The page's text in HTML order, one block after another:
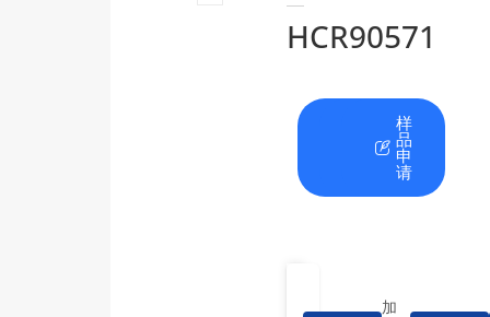
HCR90571
料
下
样
品
申
请
加